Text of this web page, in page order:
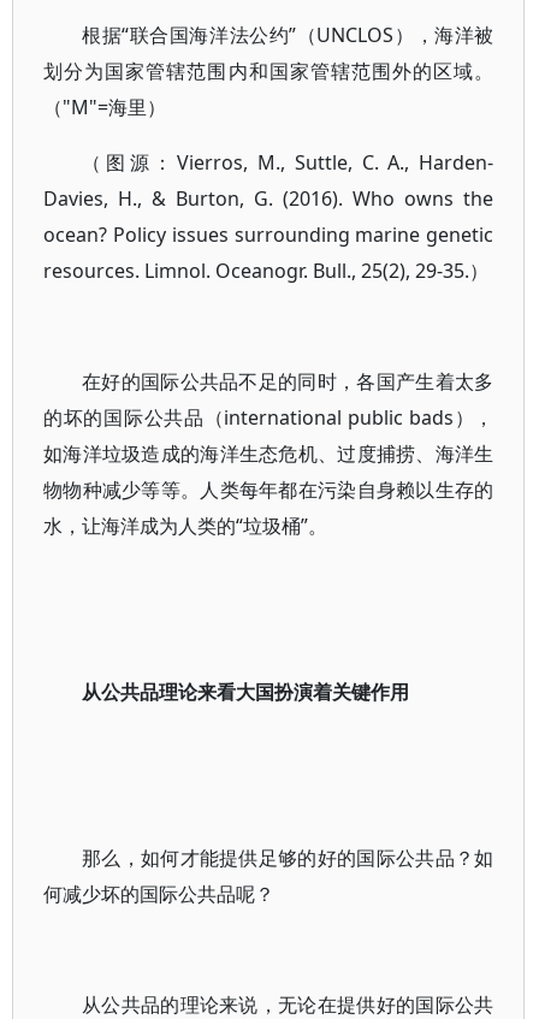
根据“联合国海洋法公约”（UNCLOS），海洋被
划分为国家管辖范围内和国家管辖范围外的区域。
（"M"=海里）
（图源：Vierros, M., Suttle, C. A., Harden-
Davies, H., & Burton, G. (2016). Who owns the
ocean? Policy issues surrounding marine genetic
resources. Limnol. Oceanogr. Bull., 25(2), 29-35.）
在好的国际公共品不足的同时，各国产生着太多
的坏的国际公共品（international public bads），
如海洋垃圾造成的海洋生态危机、过度捕捞、海洋生
物物种减少等等。人类每年都在污染自身赖以生存的
水，让海洋成为人类的“垃圾桶”。
从公共品理论来看大国扮演着关键作用
那么，如何才能提供足够的好的国际公共品？如
何减少坏的国际公共品呢？
从公共品的理论来说，无论在提供好的国际公共